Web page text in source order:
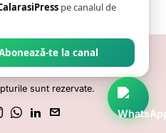
sunt rezervate.
pe canalul de
te la canal